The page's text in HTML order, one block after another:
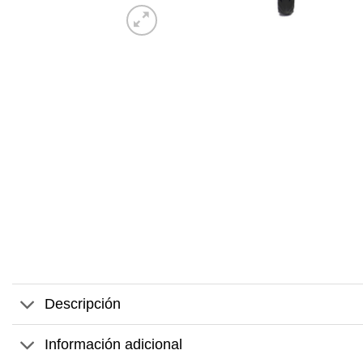
Descripción
Información adicional